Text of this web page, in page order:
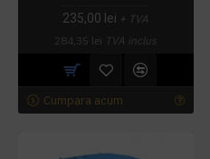
235,00 lei + TVA
284,35 lei TVA inclus
Cumpara acum